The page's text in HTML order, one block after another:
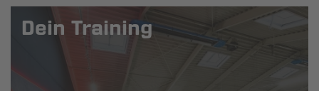
Dein Training